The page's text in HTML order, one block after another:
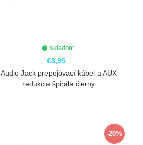
skladom
€3,95
Audio Jack prepojovací kábel a AUX
redukcia špirála čierny
-20%